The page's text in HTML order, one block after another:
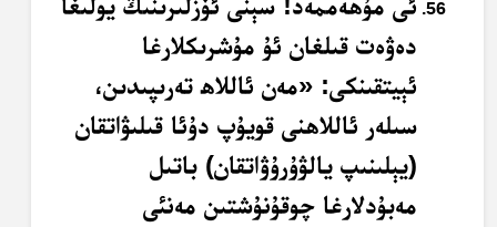
دەۋەت قىلغان ئۇ مۇشرىكلارغا
ئېيتقىنكى: «مەن ئاللاھ تەرىپىدىن،
سىلەر ئاللاھنى قويۇپ دۇئا قىلىۋاتقان
(يېلىنىپ يالۋۇرۇۋاتقان) باتىل
مەبۇدلارغا چوقۇنۇشتىن مەنئى